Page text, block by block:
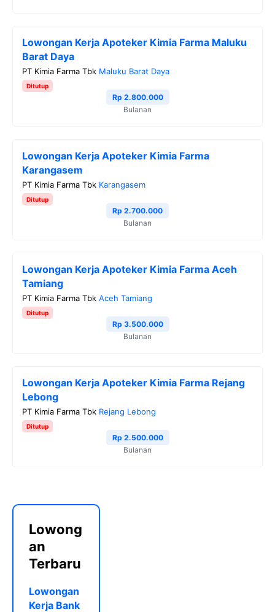
Lowongan Kerja Apoteker Kimia Farma Maluku
Barat Daya
PT Kimia Farma Tbk Maluku Barat Daya
Ditutup
Rp 2.800.000
Bulanan
Lowongan Kerja Apoteker Kimia Farma
Karangasem
PT Kimia Farma Tbk Karangasem
Ditutup
Rp 2.700.000
Bulanan
Lowongan Kerja Apoteker Kimia Farma Aceh
Tamiang
PT Kimia Farma Tbk Aceh Tamiang
Ditutup
Rp 3.500.000
Bulanan
Lowongan Kerja Apoteker Kimia Farma Rejang
Lebong
PT Kimia Farma Tbk Rejang Lebong
Ditutup
Rp 2.500.000
Bulanan
Lowong
an
Terbaru
Lowongan
Kerja Bank